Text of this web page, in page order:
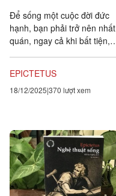
Để sống một cuộc đời đức
hạnh, bạn phải trở nên nhất
quán, ngay cả khi bất tiện,
EPICTETUS
18/12/2025 370 lượt xem